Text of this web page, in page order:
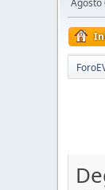
Agosto